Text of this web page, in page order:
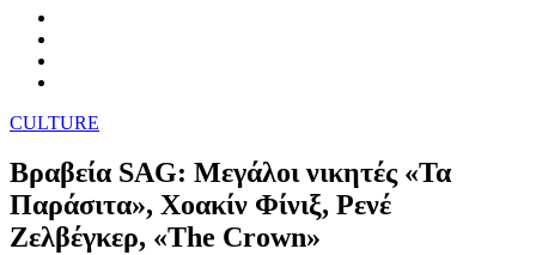
CULTURE
Βραβεία SAG: Μεγάλοι νικητές «Τα
Παράσιτα», Χοακίν Φίνιξ, Ρενέ
Ζελβέγκερ, «The Crown»